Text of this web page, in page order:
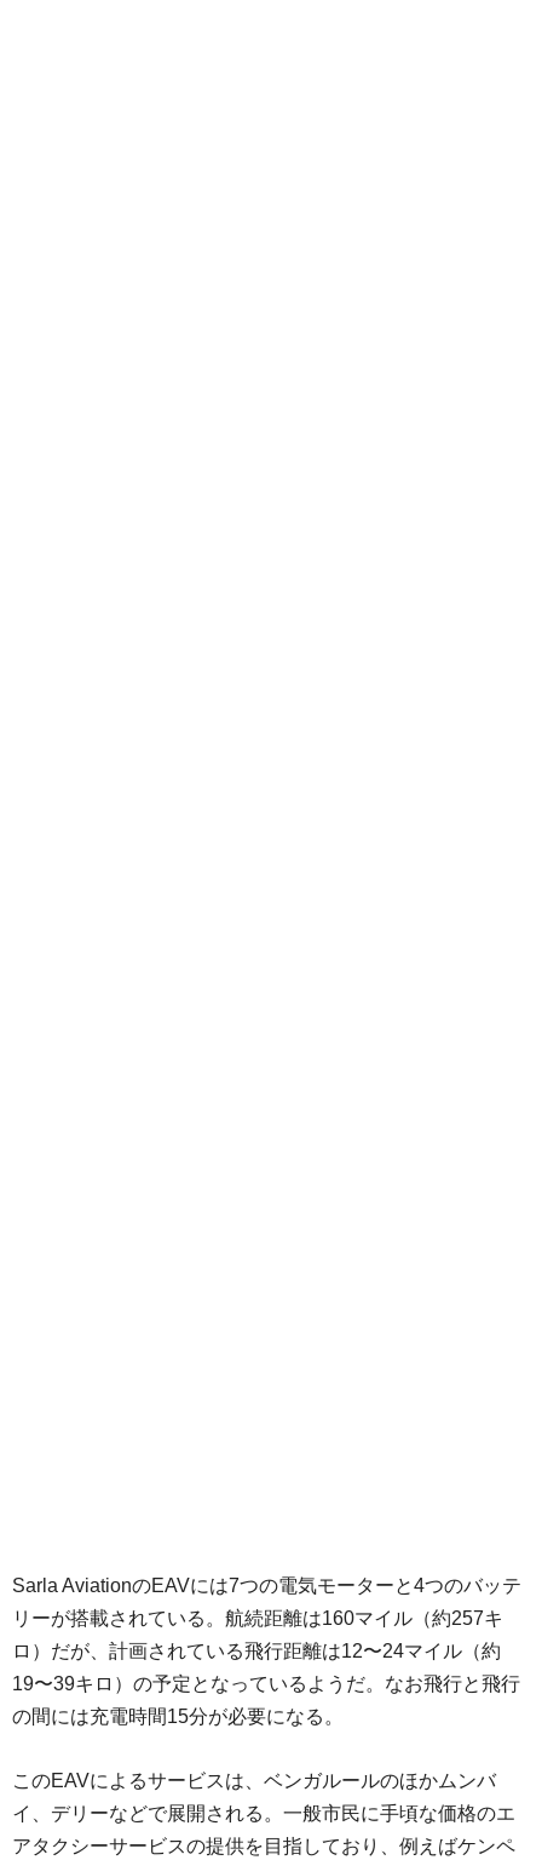
Sarla AviationのEAVには7つの電気モーターと4つのバッテ
リーが搭載されている。航続距離は160マイル（約257キ
ロ）だが、計画されている飛行距離は12〜24マイル（約
19〜39キロ）の予定となっているようだ。なお飛行と飛行
の間には充電時間15分が必要になる。
このEAVによるサービスは、ベンガルールのほかムンバ
イ、デリーなどで展開される。一般市民に手頃な価格のエ
アタクシーサービスの提供を目指しており、例えばケンペ